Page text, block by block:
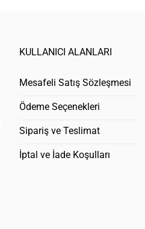
KULLANICI ALANLARI
Mesafeli Satış Sözleşmesi
Ödeme Seçenekleri
Sipariş ve Teslimat
İptal ve İade Koşulları